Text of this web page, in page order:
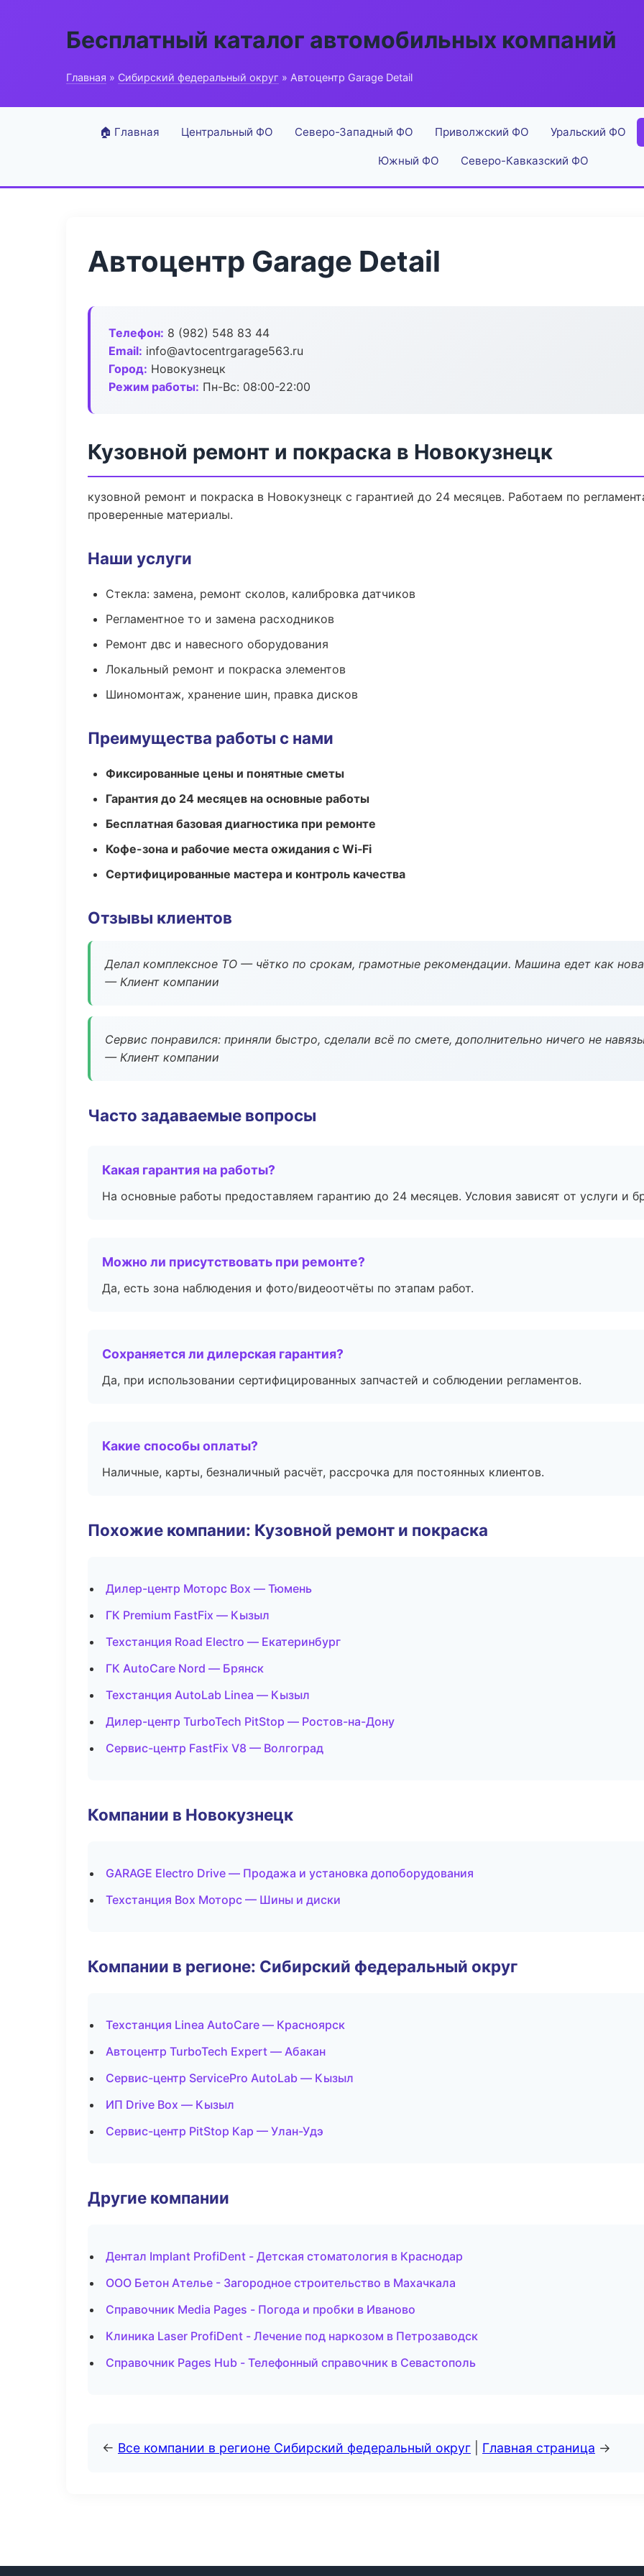
Бесплатный каталог автомобильных компаний
Главная » Сибирский федеральный округ » Автоцентр Garage Detail
🏠 Главная Центральный ФО Северо-Западный ФО Приволжский ФО Уральский ФО
Южный ФО Северо-Кавказский ФО
Автоцентр Garage Detail
Телефон: 8 (982) 548 83 44
Email: info@avtocentrgarage563.ru
Город: Новокузнецк
Режим работы: Пн-Вс: 08:00-22:00
Кузовной ремонт и покраска в Новокузнецк
кузовной ремонт и покраска в Новокузнецк с гарантией до 24 месяцев. Работаем по
проверенные материалы.
Наши услуги
Стекла: замена, ремонт сколов, калибровка датчиков
Регламентное то и замена расходников
Ремонт двс и навесного оборудования
Локальный ремонт и покраска элементов
Шиномонтаж, хранение шин, правка дисков
Преимущества работы с нами
Фиксированные цены и понятные сметы
Гарантия до 24 месяцев на основные работы
Бесплатная базовая диагностика при ремонте
Кофе-зона и рабочие места ожидания с Wi‑Fi
Сертифицированные мастера и контроль качества
Отзывы клиентов
Делал комплексное ТО — чётко по срокам, грамотные рекомендации. Машина едет как
— Клиент компании
Сервис понравился: приняли быстро, сделали всё по смете, дополнительно ничего не
— Клиент компании
Часто задаваемые вопросы
Какая гарантия на работы?
На основные работы предоставляем гарантию до 24 месяцев. Условия зависят от услуги и
Можно ли присутствовать при ремонте?
Да, есть зона наблюдения и фото/видеоотчёты по этапам работ.
Сохраняется ли дилерская гарантия?
Да, при использовании сертифицированных запчастей и соблюдении регламентов.
Какие способы оплаты?
Наличные, карты, безналичный расчёт, рассрочка для постоянных клиентов.
Похожие компании: Кузовной ремонт и покраска
Дилер-центр Моторс Box — Тюмень
ГК Premium FastFix — Кызыл
Техстанция Road Electro — Екатеринбург
ГК AutoCare Nord — Брянск
Техстанция AutoLab Linea — Кызыл
Дилер-центр TurboTech PitStop — Ростов-на-Дону
Сервис-центр FastFix V8 — Волгоград
Компании в Новокузнецк
GARAGE Electro Drive — Продажа и установка допоборудования
Техстанция Box Моторс — Шины и диски
Компании в регионе: Сибирский федеральный округ
Техстанция Linea AutoCare — Красноярск
Автоцентр TurboTech Expert — Абакан
Сервис-центр ServicePro AutoLab — Кызыл
ИП Drive Box — Кызыл
Сервис-центр PitStop Кар — Улан-Удэ
Другие компании
Дентал Implant ProfiDent - Детская стоматология в Краснодар
ООО Бетон Ателье - Загородное строительство в Махачкала
Справочник Media Pages - Погода и пробки в Иваново
Клиника Laser ProfiDent - Лечение под наркозом в Петрозаводск
Справочник Pages Hub - Телефонный справочник в Севастополь
← Все компании в регионе Сибирский федеральный округ Главная страница →